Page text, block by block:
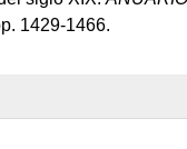
1429-1466.